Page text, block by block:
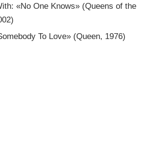
«No One Knows» (Queens of the
To Love» (Queen, 1976)